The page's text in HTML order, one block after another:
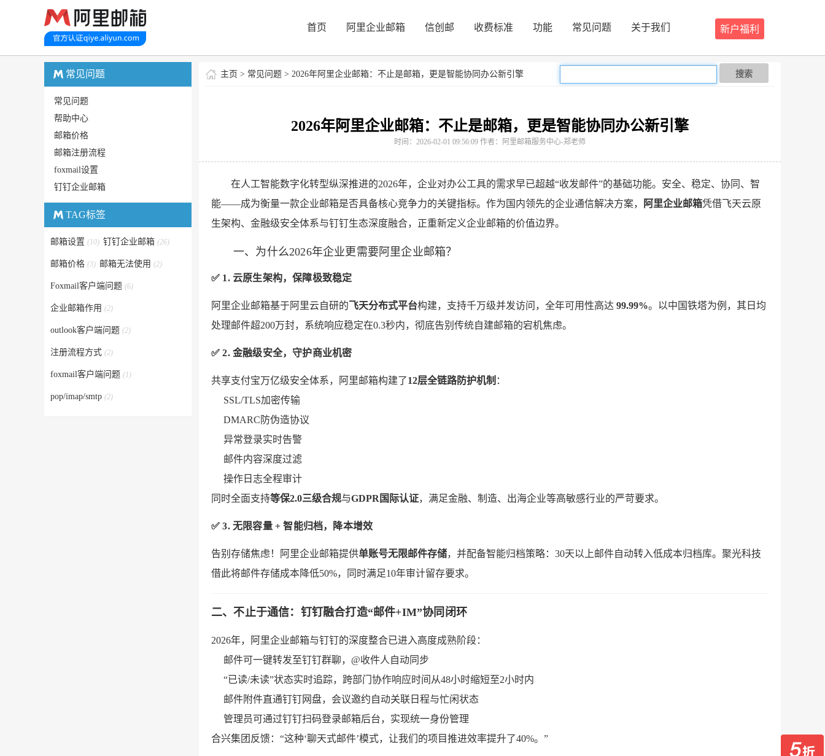
新户福利
首页 阿里企业邮箱 信创邮 收费标准 功能 常见问题 关于我们
主页 > 常见问题 > 2026年阿里企业邮箱：不止是邮箱，更是智能协同办公新引擎 搜索
2026年阿里企业邮箱：不止是邮箱，更是智能协同办公新引擎
时间：2026-02-01 09:56:09 作者：阿里邮箱服务中心-郑老师
在人工智能数字化转型纵深推进的2026年，企业对办公工具的需求早已超越“收发邮件”的基础功能。安全、稳定、协同、智
能——成为衡量一款企业邮箱是否具备核心竞争力的关键指标。作为国内领先的企业通信解决方案，
阿里企业邮箱凭借飞天云原
生架构、金融级安全体系与钉钉生态深度融合，正重新定义企业邮箱的价值边界。
一、为什么2026年企业更需要阿里企业邮箱？
✅ 1. 云原生架构，保障极致稳定
阿里企业邮箱基于阿里云自研的飞天分布式平台构建，支持千万级并发访问，全年可用性高达 99.99%。以中国铁塔为例，其日均
处理邮件超200万封，系统响应稳定在0.3秒内，彻底告别传统自建邮箱的宕机焦虑。
✅2. 金融级安全，守护商业机密
共享支付宝万亿级安全体系，阿里邮箱构建了12层全链路防护机制 ：
SSL/TLS加密传输
DMARC防伪造协议
异常登录实时告警
邮件内容深度过滤
操作日志全程审计
同时全面支持等保2.0三级合规与GDPR国际认证，满足金融、制造、出海企业等高敏感行业的严苛要求。
✅3. 无限容量 + 智能归档，降本增效
告别存储焦虑！阿里企业邮箱提供单账号无限邮件存储，并配备智能归档策略：30天以上邮件自动转入低成本归档库。聚光科技
借此将邮件存储成本降低50%，同时满足10年审计留存要求。
二、不止于通信：钉钉融合打造“邮件+IM”协同闭环
2026年，阿里企业邮箱与钉钉的深度整合已进入高度成熟阶段：
邮件可一键转发至钉钉群聊，@收件人自动同步
“已读/未读”状态实时追踪，跨部门协作响应时间从48小时缩短至2小时内
邮件附件直通钉钉网盘，会议邀约自动关联日程与忙闲状态
管理员可通过钉钉扫码登录邮箱后台，实现统一身份管理
合兴集团反馈：“这种‘聊天式邮件’模式，让我们的项目推进效率提升了40%。”
常见问题
常见问题
帮助中心
邮箱价格
邮箱注册流程
foxmail设置
钉钉企业邮箱
TAG标签
邮箱设置 (10) 钉钉企业邮箱 (26)
邮箱价格 (3) 邮箱无法使用 (2)
Foxmail客户端问题 (6)
企业邮箱作用 (2)
outlook客户端问题 (2)
注册流程方式 (2)
foxmail客户端问题 (1)
pop/imap/smtp (2)